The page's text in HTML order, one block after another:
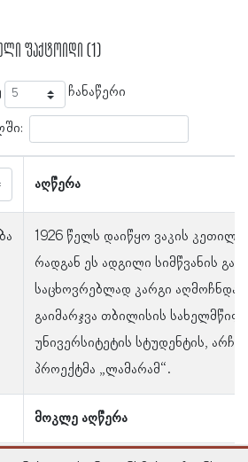
ფაქტოიდი (1)
ჩანაწერი
აღწერა
მოკლე აღწერა
1926 წელს დაიწყო ვაკის
რადგან ეს ადგილი სიმწვანის
საცხოვრებლად კარგი აღმოჩნდა.
გაიმარჯვა თბილისის
უნივერსიტეტის სტუდენტის,
პროექტმა „ლამარამ“.